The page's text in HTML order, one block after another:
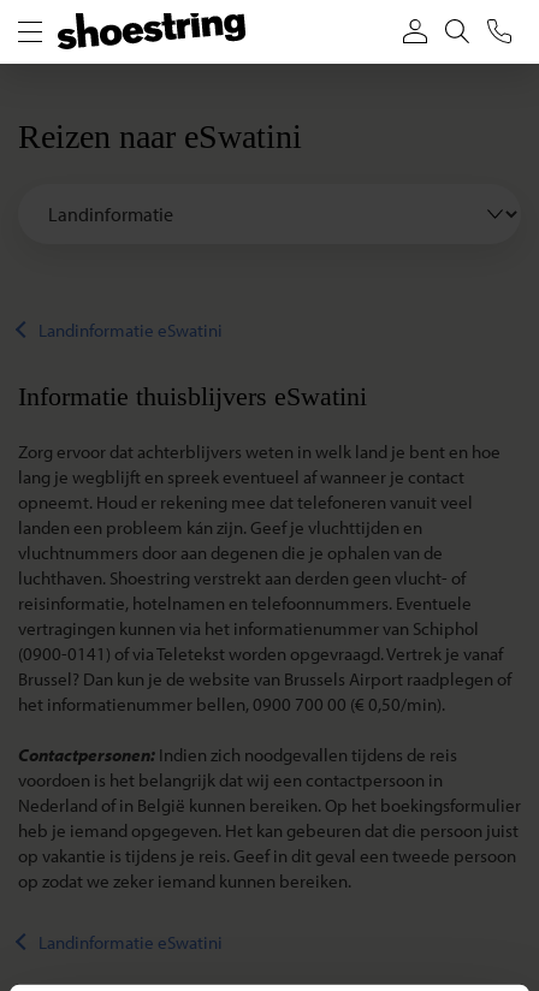
Reizen naar eSwatini
Landinformatie eSwatini
Informatie thuisblijvers eSwatini
Zorg ervoor dat achterblijvers weten in welk land je bent en hoe
lang je wegblijft en spreek eventueel af wanneer je contact
opneemt. Houd er rekening mee dat telefoneren vanuit veel
landen een probleem kán zijn. Geef je vluchttijden en
vluchtnummers door aan degenen die je ophalen van de
luchthaven. Shoestring verstrekt aan derden geen vlucht- of
reisinformatie, hotelnamen en telefoonnummers. Eventuele
vertragingen kunnen via het informatienummer van Schiphol
(0900-0141) of via Teletekst worden opgevraagd. Vertrek je vanaf
Brussel? Dan kun je de website van Brussels Airport raadplegen of
het informatienummer bellen, 0900 700 00 (€ 0,50/min).
Contactpersonen: Indien zich noodgevallen tijdens de reis
voordoen is het belangrijk dat wij een contactpersoon in
Nederland of in België kunnen bereiken. Op het boekingsformulier
heb je iemand opgegeven. Het kan gebeuren dat die persoon juist
op vakantie is tijdens je reis. Geef in dit geval een tweede persoon
op zodat we zeker iemand kunnen bereiken.
Landinformatie eSwatini